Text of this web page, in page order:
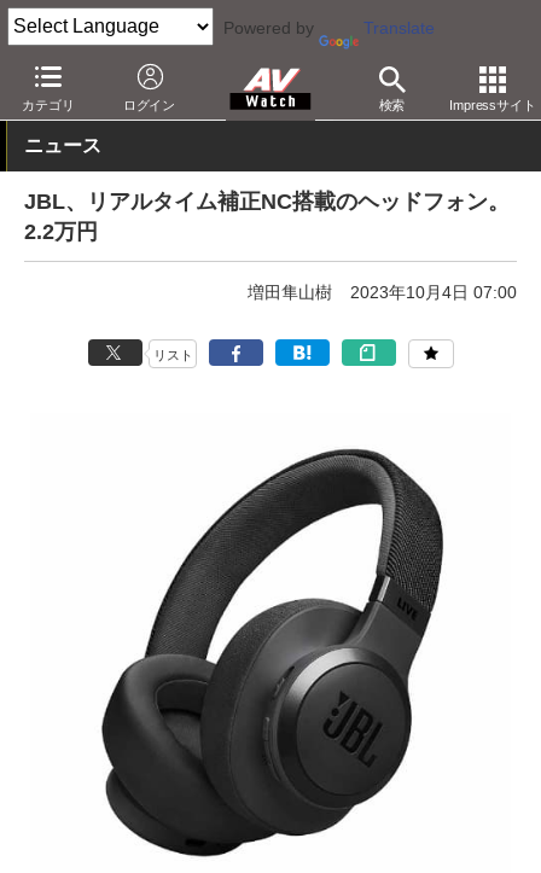
Powered by Translate
カテゴリ ログイン 検索 Impressサイト
AV Watch 製品 ヘッドフォン JBL
ニュース
JBL、リアルタイム補正NC搭載のヘッドフォン。
2.2万円
増田隼山樹 2023年10月4日 07:00
リスト